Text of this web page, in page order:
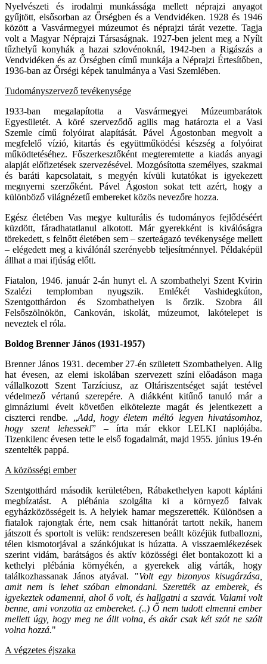
Nyelvészeti és irodalmi munkássága mellett néprajzi anyagot
gyűjtött, elsősorban az Őrségben és a Vendvidéken. 1928 és 1946
között a Vasvármegyei múzeumot és néprajzi tárát vezette. Tagja
volt a Magyar Néprajzi Társaságnak. 1927-ben jelent meg a Nyílt
tűzhelyű konyhák a hazai szlovénoknál, 1942-ben a Rigászás a
Vendvidéken és az Őrségben című munkája a Néprajzi Értesítőben,
1936-ban az Őrségi képek tanulmánya a Vasi Szemlében.
Tudományszervező tevékenysége
1933-ban megalapította a Vasvármegyei Múzeumbarátok
Egyesületét. A köré szerveződő agilis mag határozta el a Vasi
Szemle című folyóirat alapítását. Pável Ágostonban megvolt a
megfelelő vízió, kitartás és együttműködési készség a folyóirat
működtetéséhez. Főszerkesztőként megteremtette a kiadás anyagi
alapját előfizetések szervezésével. Mozgósította személyes, szakmai
és baráti kapcsolatait, s megyén kívüli kutatókat is igyekezett
megnyerni szerzőként. Pável Ágoston sokat tett azért, hogy a
különböző világnézetű embereket közös nevezőre hozza.
Egész életében Vas megye kulturális és tudományos fejlődéséért
küzdött, fáradhatatlanul alkotott. Már gyerekként is kiválóságra
törekedett, s felnőtt életében sem – szerteágazó tevékenysége mellett
– elégedett meg a kiválónál szerényebb teljesítménnyel. Példaképül
állhat a mai ifjúság előtt.
Fiatalon, 1946. január 2-án hunyt el. A szombathelyi Szent Kvirin
Szalézi templomban nyugszik. Emlékét Vashidegkúton,
Szentgotthárdon és Szombathelyen is őrzik. Szobra áll
Felsőszölnökön, Cankován, iskolát, múzeumot, lakótelepet is
neveztek el róla.
Boldog Brenner János (1931-1957)
Brenner János 1931. december 27-én született Szombathelyen. Alig
hat évesen, az elemi iskolában szervezett színi előadáson maga
vállalkozott Szent Tarzíciusz, az Oltáriszentséget saját testével
védelmező vértanú szerepére. A diákként kitűnő tanuló már a
gimnáziumi éveit követően elkötelezte magát és jelentkezett a
ciszterci rendbe. „Add, hogy életem méltó legyen hivatásomhoz,
hogy szent lehessek!” – írta már ekkor LELKI naplójába.
Tizenkilenc évesen tette le első fogadalmát, majd 1955. június 19-én
szentelték pappá.
A közösségi ember
Szentgotthárd második kerületében, Rábakethelyen kapott kápláni
megbízatást. A plébánia szolgálta ki a környező falvak
egyházközösségeit is. A helyiek hamar megszerették. Különösen a
fiatalok rajongtak érte, nem csak hittanórát tartott nekik, hanem
játszott és sportolt is velük: rendszeresen beállt közéjük futballozni,
télen kismotorjával a szánkójukat is húzatta. A visszaemlékezések
szerint vidám, barátságos és aktív közösségi élet bontakozott ki a
kethelyi plébánia környékén, a gyerekek alig várták, hogy
találkozhassanak János atyával. "Volt egy bizonyos kisugárzása,
amit nem is lehet szóban elmondani. Szerették az emberek, és
igyekeztek odamenni, ahol ő volt, és hallgatni a szavát. Valami volt
benne, ami vonzotta az embereket. (..) Ő nem tudott elmenni ember
mellett úgy, hogy meg ne állt volna, és akár csak két szót ne szólt
volna hozzá."
A végzetes éjszaka